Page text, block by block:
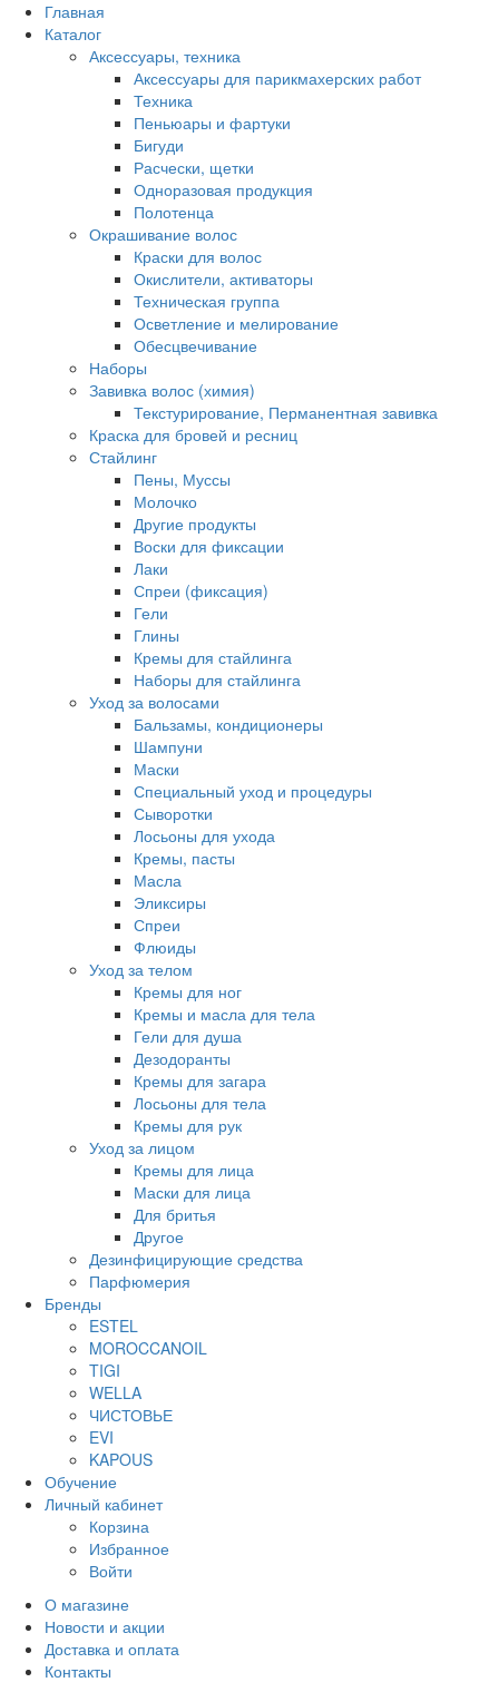
Главная
Каталог
Аксессуары, техника
Аксессуары для парикмахерских работ
Техника
Пеньюары и фартуки
Бигуди
Расчески, щетки
Одноразовая продукция
Полотенца
Окрашивание волос
Краски для волос
Окислители, активаторы
Техническая группа
Осветление и мелирование
Обесцвечивание
Наборы
Завивка волос (химия)
Текстурирование, Перманентная завивка
Краска для бровей и ресниц
Стайлинг
Пены, Муссы
Молочко
Другие продукты
Воски для фиксации
Лаки
Спреи (фиксация)
Гели
Глины
Кремы для стайлинга
Наборы для стайлинга
Уход за волосами
Бальзамы, кондиционеры
Шампуни
Маски
Специальный уход и процедуры
Сыворотки
Лосьоны для ухода
Кремы, пасты
Масла
Эликсиры
Спреи
Флюиды
Уход за телом
Кремы для ног
Кремы и масла для тела
Гели для душа
Дезодоранты
Кремы для загара
Лосьоны для тела
Кремы для рук
Уход за лицом
Кремы для лица
Маски для лица
Для бритья
Другое
Дезинфицирующие средства
Парфюмерия
Бренды
ESTEL
MOROCCANOIL
TIGI
WELLA
ЧИСТОВЬЕ
EVI
KAPOUS
Обучение
Личный кабинет
Корзина
Избранное
Войти
О магазине
Новости и акции
Доставка и оплата
Контакты